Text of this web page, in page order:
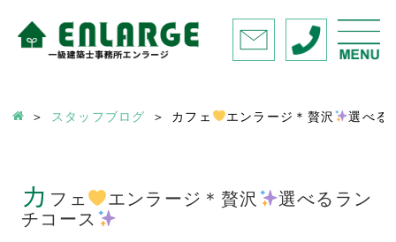
スタッフブログ カフェ エンラージ＊贅沢 選べる
カ フェ エンラージ＊贅沢
選べるラン
チコース